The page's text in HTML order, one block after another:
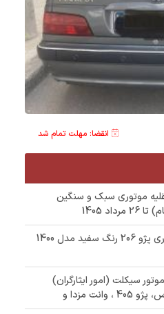
انقضا: مهلت تمام شد
موتوری سبک و سنگین
1405
✅ حراجی زیر قیمت خودرو سواری پژو 206 رنگ سفید مدل 1400
و موتور سیکلت (امور ایثارگران)
مزدا و